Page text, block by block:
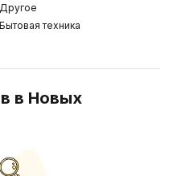
Другое
Бытовая техника
в Новых